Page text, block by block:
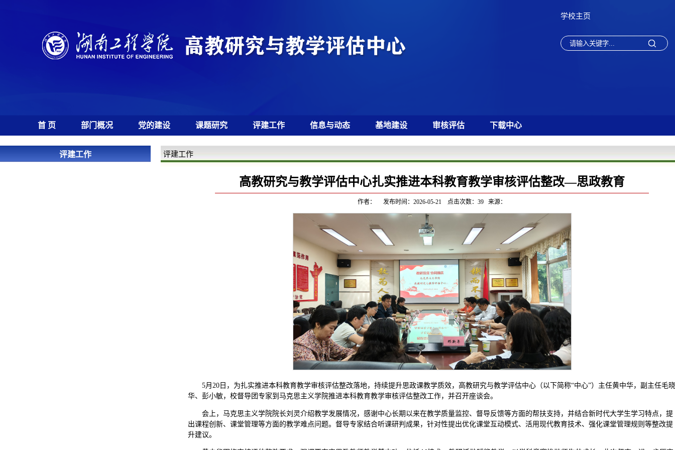
学校主页
首 页 部门概况 党的建设 课题研究 评建工作 信息与动态 基地建设 审核评估 下载中心
评建工作 评建工作
高教研究与教学评估中心扎实推进本科教育教学审核评估整改—思政教育
作者： 发布时间：2026-05-21 点击次数： 39 来源：
5月20日，为扎实推进本科教育教学审核评估整改落地，持续提升思政课教学质效，高教研究与教学评估中心（以下简称“中心”）主任黄中华，副主任毛晓
华、彭小敏，校督导团专家到马克思主义学院推进本科教育教学审核评估整改工作，并召开座谈会。
会上，马克思主义学院院长刘灵介绍教学发展情况，感谢中心长期以来在教学质量监控、督导反馈等方面的帮扶支持，并结合新时代大学生学习特点，提
出课程创新、课堂管理等方面的教学难点问题。督导专家结合听课研判成果，针对性提出优化课堂互动模式、活用现代教育技术、强化课堂管理规则等整改提
升建议。